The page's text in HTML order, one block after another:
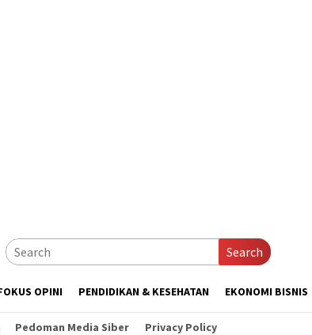
Search
OPINI PENDIDIKAN & KESEHATAN EKONOMI BISNIS
Pedoman Media Siber Privacy Policy